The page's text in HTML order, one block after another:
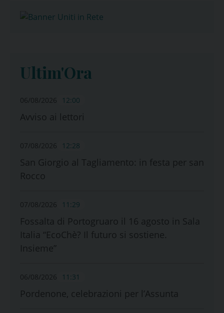
Ultim'Ora
06/08/2026 12:00
Avviso ai lettori
07/08/2026 12:28
San Giorgio al Tagliamento: in festa per san
Rocco
07/08/2026 11:29
Fossalta di Portogruaro il 16 agosto in Sala
Italia “EcoChè? Il futuro si sostiene.
Insieme”
06/08/2026 11:31
Pordenone, celebrazioni per l’Assunta